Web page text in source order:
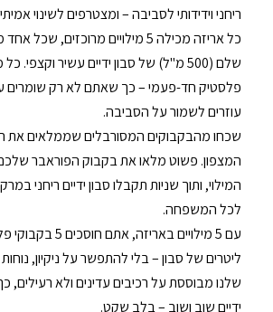
ריחני וידידותי לסביבה – ומצטרפים לשינוי
כל אריזה מכילה 5 מילויים מרוכזים,
שלם (500 מ"ל) של סבון ידיים עשיר וקצפי.
פלסטיק חד-פעמי – כך שאתם לא רק שומרים
עוזרים לשמור על הסביבה.
שכחו מהבקבוקים המסורבלים שממלאים את
המצפון. פשוט מלאו את בקבוק הפוראבר
המילוי, ותוך שניות תקבלו סבון ידיים ריחני
לכל המשפחה.
ליטרים של סבון – בלי להתפשר על ניקיון,
שלנו מבוססת על רכיבים עדינים ולא רעילים,
ידיים שוב ושוב – בלב שקט.